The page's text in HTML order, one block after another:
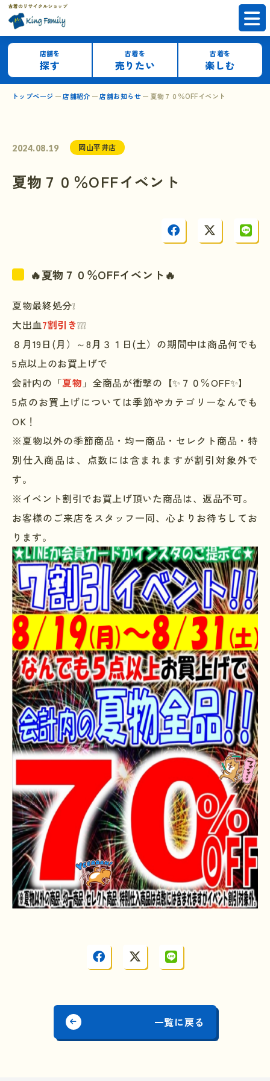
店舗を
探す
古着を
売りたい
古着を
楽しむ
トップページ 店舗紹介 店舗お知らせ 夏物７０％OFFイベント
2024.08.19 岡山平井店
夏物７０％OFFイベント
🔥夏物７０％OFFイベント🔥
夏物最終処分❕
大出血7割引き❕❕❕
８月19日(月）～8月３１日(土）の期間中は商品何でも
5点以上のお買上げで
会計内の「夏物 」全商品が衝撃の【✨７０％OFF✨】
5点のお買上げについては季節やカテゴリーなんでも
OK！
※夏物以外の季節商品・均一商品・セレクト商品・特
別仕入商品は、点数には含まれますが割引対象外で
す。
※イベント割引でお買上げ頂いた商品は、返品不可。
お客様のご来店をスタッフ一同、心よりお待ちしてお
ります。
一覧に戻る